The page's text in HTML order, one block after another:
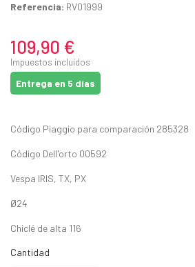
Referencia: RV01999
109,90 €
Impuestos incluidos
Entrega en 5 días
Código Piaggio para comparación 285328
Código Dell'orto 00592
Vespa IRIS, TX, PX
Ø24
Chiclé de alta 116
Cantidad